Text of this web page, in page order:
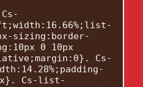
Cs-
sizing:border-
0 10px
Cs-
Cs-list-